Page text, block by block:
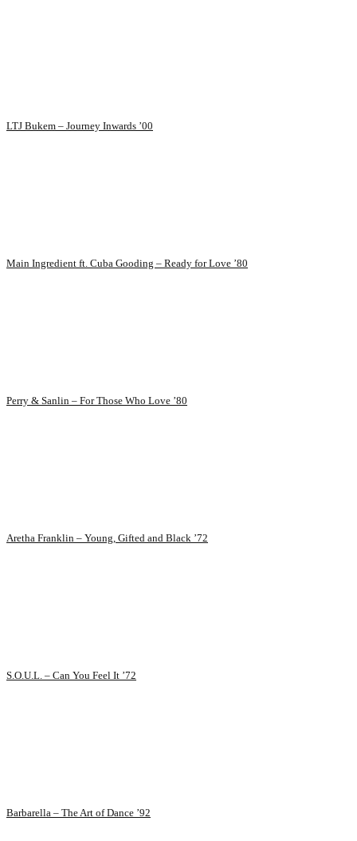
LTJ Bukem – Journey Inwards ’00
Main Ingredient ft. Cuba Gooding – Ready for Love ’80
Perry & Sanlin – For Those Who Love ’80
Aretha Franklin – Young, Gifted and Black ’72
S.O.U.L. – Can You Feel It ’72
Barbarella – The Art of Dance ’92